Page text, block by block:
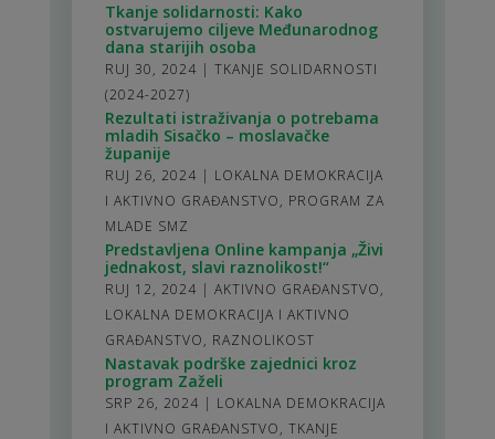
Tkanje solidarnosti: Kako
ostvarujemo ciljeve Međunarodnog
dana starijih osoba
RUJ 30, 2024 | TKANJE SOLIDARNOSTI
(2024-2027)
Rezultati istraživanja o potrebama
mladih Sisačko – moslavačke
županije
RUJ 26, 2024 | LOKALNA DEMOKRACIJA
I AKTIVNO GRAĐANSTVO, PROGRAM ZA
MLADE SMZ
Predstavljena Online kampanja „Živi
jednakost, slavi raznolikost!“
RUJ 12, 2024 | AKTIVNO GRAĐANSTVO,
LOKALNA DEMOKRACIJA I AKTIVNO
GRAĐANSTVO, RAZNOLIKOST
Nastavak podrške zajednici kroz
program Zaželi
SRP 26, 2024 | LOKALNA DEMOKRACIJA
I AKTIVNO GRAĐANSTVO, TKANJE